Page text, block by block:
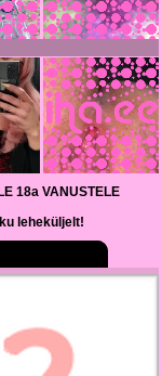
18a VANUSTELE
leheküljelt!